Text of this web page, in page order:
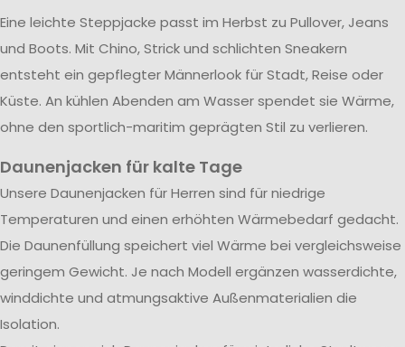
Eine leichte Steppjacke passt im Herbst zu Pullover, Jeans
und Boots. Mit Chino, Strick und schlichten Sneakern
entsteht ein gepflegter Männerlook für Stadt, Reise oder
Küste. An kühlen Abenden am Wasser spendet sie Wärme,
ohne den sportlich-maritim geprägten Stil zu verlieren.
Daunenjacken für kalte Tage
Unsere Daunenjacken für Herren sind für niedrige
Temperaturen und einen erhöhten Wärmebedarf gedacht.
Die Daunenfüllung speichert viel Wärme bei vergleichsweise
geringem Gewicht. Je nach Modell ergänzen wasserdichte,
winddichte und atmungsaktive Außenmaterialien die
Isolation.